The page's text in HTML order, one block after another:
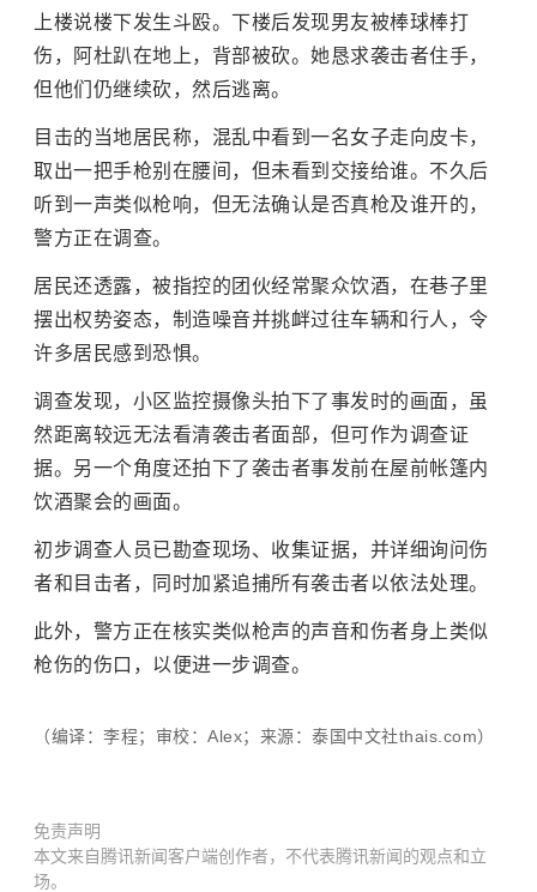
上楼说楼下发生斗殴。下楼后发现男友被棒球棒打
伤，阿杜趴在地上，背部被砍。她恳求袭击者住手，
但他们仍继续砍，然后逃离。
目击的当地居民称，混乱中看到一名女子走向皮卡，
取出一把手枪别在腰间，但未看到交接给谁。不久后
听到一声类似枪响，但无法确认是否真枪及谁开的，
警方正在调查。
居民还透露，被指控的团伙经常聚众饮酒，在巷子里
摆出权势姿态，制造噪音并挑衅过往车辆和行人，令
许多居民感到恐惧。
调查发现，小区监控摄像头拍下了事发时的画面，虽
然距离较远无法看清袭击者面部，但可作为调查证
据。另一个角度还拍下了袭击者事发前在屋前帐篷内
饮酒聚会的画面。
初步调查人员已勘查现场、收集证据，并详细询问伤
者和目击者，同时加紧追捕所有袭击者以依法处理。
此外，警方正在核实类似枪声的声音和伤者身上类似
枪伤的伤口，以便进一步调查。
（编译：李程；审校：Alex；来源：泰国中文社thais.com）
免责声明
本文来自腾讯新闻客户端创作者，不代表腾讯新闻的观点和立
场。